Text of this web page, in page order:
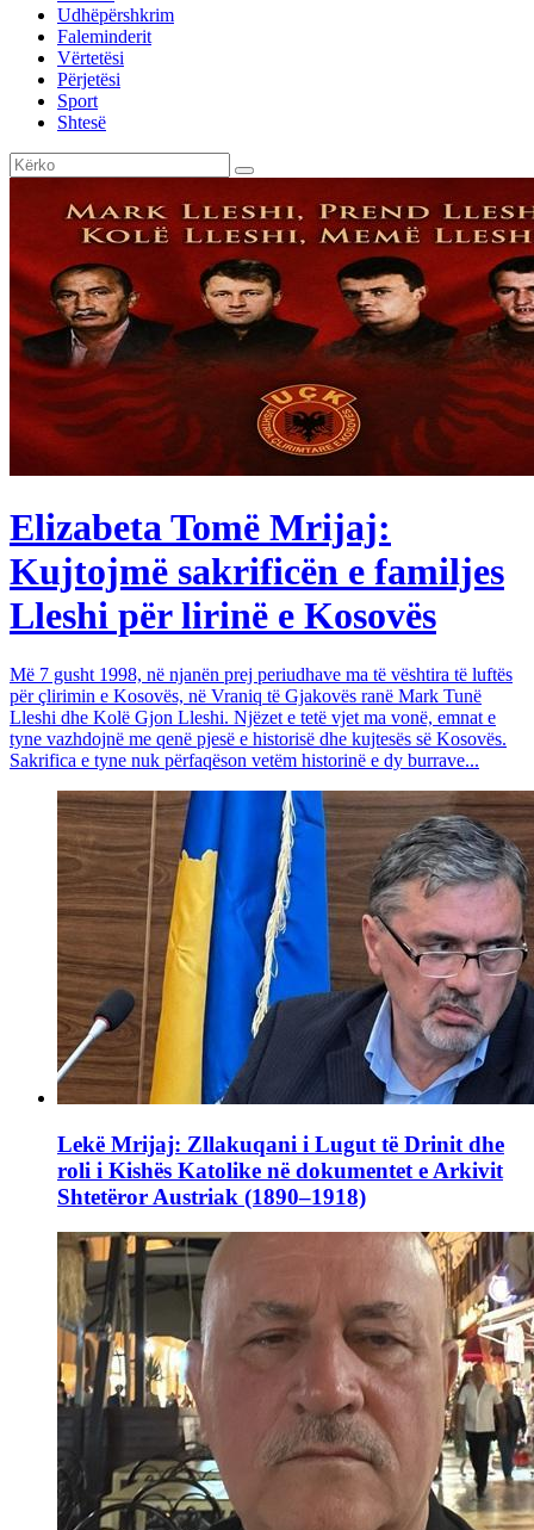
Udhëpërshkrim
Faleminderit
Vërtetësi
Përjetësi
Sport
Shtesë
Elizabeta Tomë Mrijaj:
Kujtojmë sakrificën e familjes
Lleshi për lirinë e Kosovës
Më 7 gusht 1998, në njanën prej periudhave ma të vështira të luftës
për çlirimin e Kosovës, në Vraniq të Gjakovës ranë Mark Tunë
Lleshi dhe Kolë Gjon Lleshi. Njëzet e tetë vjet ma vonë, emnat e
tyne vazhdojnë me qenë pjesë e historisë dhe kujtesës së Kosovës.
Sakrifica e tyne nuk përfaqëson vetëm historinë e dy burrave...
Lekë Mrijaj: Zllakuqani i Lugut të Drinit dhe
roli i Kishës Katolike në dokumentet e Arkivit
Shtetëror Austriak (1890–1918)